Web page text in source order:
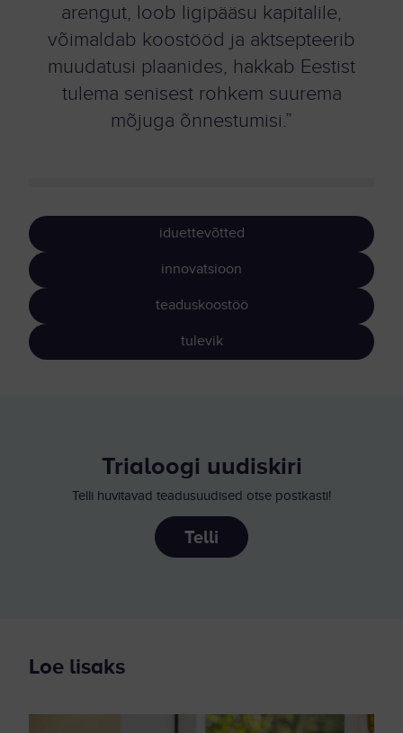
arengut, loob ligipääsu kapitalile,
võimaldab koostööd ja aktsepteerib
muudatusi plaanides, hakkab Eestist
tulema senisest rohkem suurema
mõjuga õnnestumisi.”
iduettevõtted
innovatsioon
teaduskoostöö
tulevik
Trialoogi uudiskiri
Telli huvitavad teadusuudised otse postkasti!
Telli
Loe lisaks